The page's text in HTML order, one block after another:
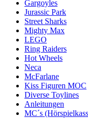
Gargoyles
Jurassic Park
Street Sharks
Mighty Max
LEGO
Ring Raiders
Hot Wheels
Neca
McFarlane
Kiss Figuren MOC
Diverse Toylines
Anleitungen
MC´s